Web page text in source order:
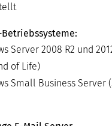
Server 2008 R2 und
of Life)
Small Business Server